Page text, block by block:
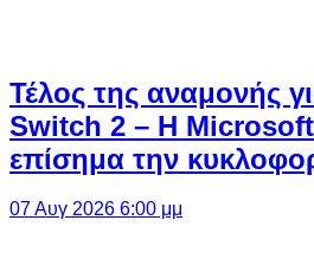
Τέλος της αναμονής
Switch 2 – Η Microsoft
επίσημα την
07 Αυγ 2026 6:00 μμ